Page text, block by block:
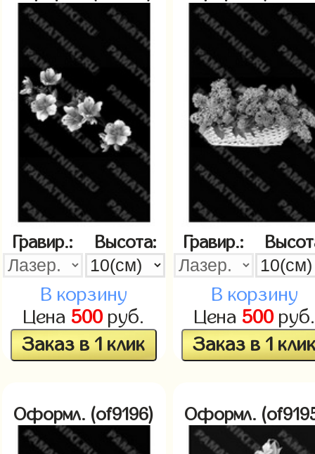
Гравир.: Высота:
В корзину
Цена 500руб.
Заказ в 1 клик
Гравир.:
В корзину
Цена 500руб.
Заказ в 1
Оформл. (of9196) Оформл.